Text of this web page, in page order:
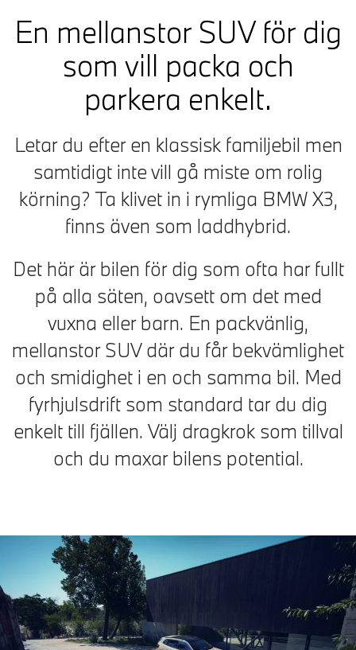
En mellanstor SUV för dig
som vill packa och
parkera enkelt.
Letar du efter en klassisk familjebil men
samtidigt inte vill gå miste om rolig
körning? Ta klivet in i rymliga BMW X3,
finns även som laddhybrid.
Det här är bilen för dig som ofta har fullt
på alla säten, oavsett om det med
vuxna eller barn. En packvänlig,
mellanstor SUV där du får bekvämlighet
och smidighet i en och samma bil. Med
fyrhjulsdrift som standard tar du dig
enkelt till fjällen. Välj dragkrok som tillval
och du maxar bilens potential.